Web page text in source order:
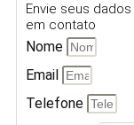
Envie seus
em contato
Nome
Email
Telefone